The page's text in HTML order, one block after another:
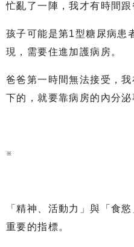
忙亂了一陣，我才有時間跟
孩子可能是第1型糖尿病患
現，需要住進加護病房。
爸爸第一時間無法接受，
下的，就要靠病房的內分泌
※
「精神、活動力」與「食
重要的指標。